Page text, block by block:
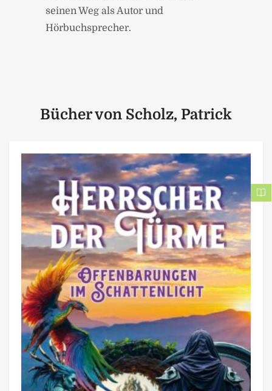
seinen Weg als Autor und
Hörbuchsprecher.
Bücher von Scholz, Patrick